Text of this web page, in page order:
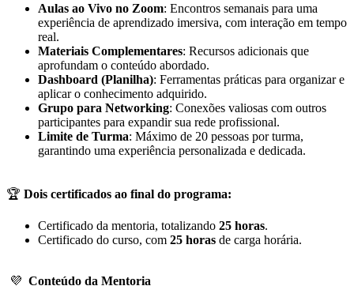
Aulas ao Vivo no Zoom: Encontros semanais para uma
experiência de aprendizado imersiva, com interação em tempo
real.
Materiais Complementares: Recursos adicionais que
aprofundam o conteúdo abordado.
Dashboard (Planilha): Ferramentas práticas para organizar e
aplicar o conhecimento adquirido.
Grupo para Networking: Conexões valiosas com outros
participantes para expandir sua rede profissional.
Limite de Turma: Máximo de 20 pessoas por turma,
garantindo uma experiência personalizada e dedicada.
🏆 Dois certificados ao final do programa:
Certificado da mentoria, totalizando 25 horas.
Certificado do curso, com 25 horas de carga horária.
💜 Conteúdo da Mentoria